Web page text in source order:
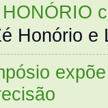
Honório